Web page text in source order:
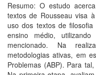
Resumo: O estudo
textos de Rousseau visa
uso dos textos de
ensino médio,
mencionado. Na
metodologias ativas, em
Problemas (ABP). Para